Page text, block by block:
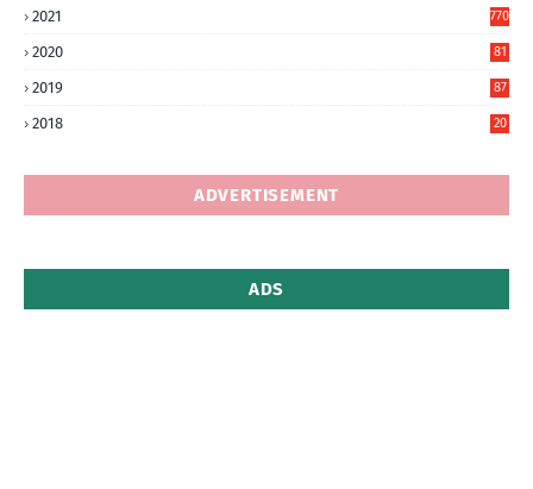
2021 770
2020
81
2019
87
2018
20
ADVERTISEMENT
ADS